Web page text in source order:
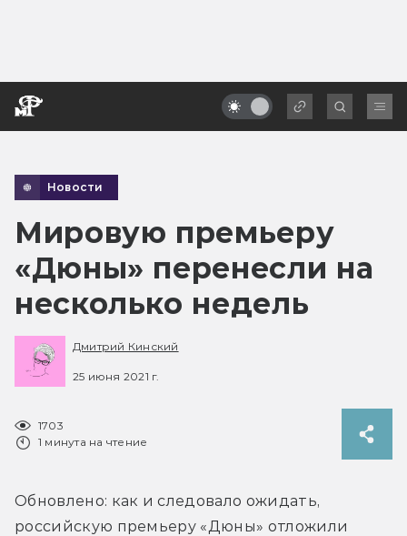
Новости
Мировую премьеру
«Дюны» перенесли на
несколько недель
Дмитрий Кинский
25 июня 2021 г.
1703
1 минута на чтение
Обновлено: как и следовало ожидать,
российскую премьеру «Дюны» отложили